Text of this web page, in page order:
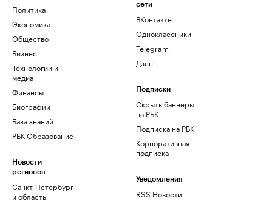
Политика
Экономика
Общество
Бизнес
Технологии и
медиа
Финансы
Биографии
База знаний
РБК Образование
Новости
регионов
Санкт-Петербург
и область
сети
ВКонтакте
Одноклассники
Telegram
Дзен
Подписки
Скрыть баннеры
на РБК
Подписка на РБК
Корпоративная
подписка
Уведомления
RSS Новости